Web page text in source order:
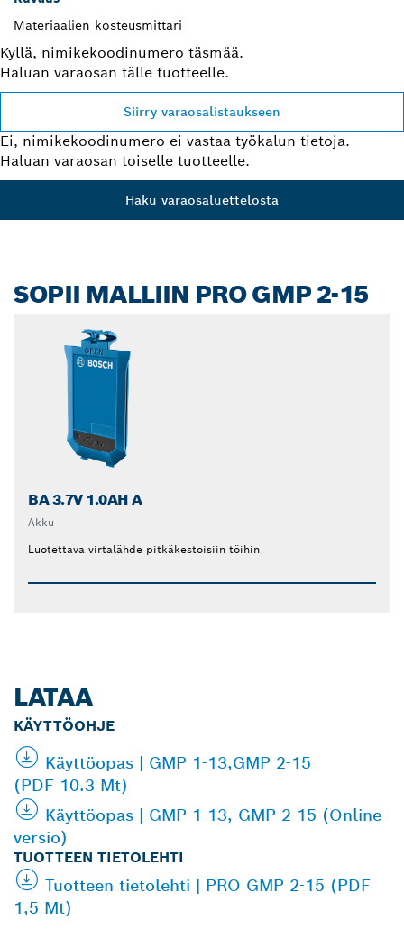
Materiaalien kosteusmittari
Kyllä, nimikekoodinumero täsmää.
Haluan varaosan tälle tuotteelle.
Siirry varaosalistaukseen
Ei, nimikekoodinumero ei vastaa työkalun tietoja.
Haluan varaosan toiselle tuotteelle.
Haku varaosaluettelosta
SOPII MALLIIN PRO GMP 2-15
BA 3.7V 1.0AH A
Akku
Luotettava virtalähde pitkäkestoisiin töihin
LATAA
KÄYTTÖOHJE
Käyttöopas | GMP 1-13,GMP 2-15
(PDF 10.3 Mt)
Käyttöopas | GMP 1-13, GMP 2-15 (Online-
versio)
TUOTTEEN TIETOLEHTI
Tuotteen tietolehti | PRO GMP 2-15 (PDF
1,5 Mt)